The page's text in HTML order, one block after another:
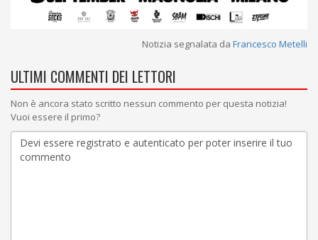
Notizia segnalata da Francesco Metelli
ULTIMI COMMENTI DEI LETTORI
Non è ancora stato scritto nessun commento per questa notizia!
Vuoi essere il primo?